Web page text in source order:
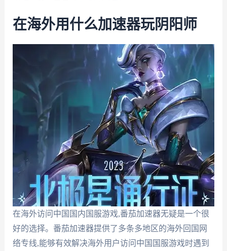
在海外用什么加速器玩阴阳师
在海外访问中国国内国服游戏,番茄加速器无疑是一个很
好的选择。番茄加速器提供了多条多地区的海外回国网
络专线,能够有效解决海外用户访问中国国服游戏时遇到